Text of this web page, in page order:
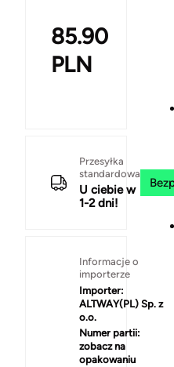
85.90
PLN
Przesyłka
standardowa
U ciebie w
1-2 dni!
Informacje o
importerze
Importer:
ALTWAY(PL) Sp. z
o.o.
Numer partii:
zobacz na
opakowaniu